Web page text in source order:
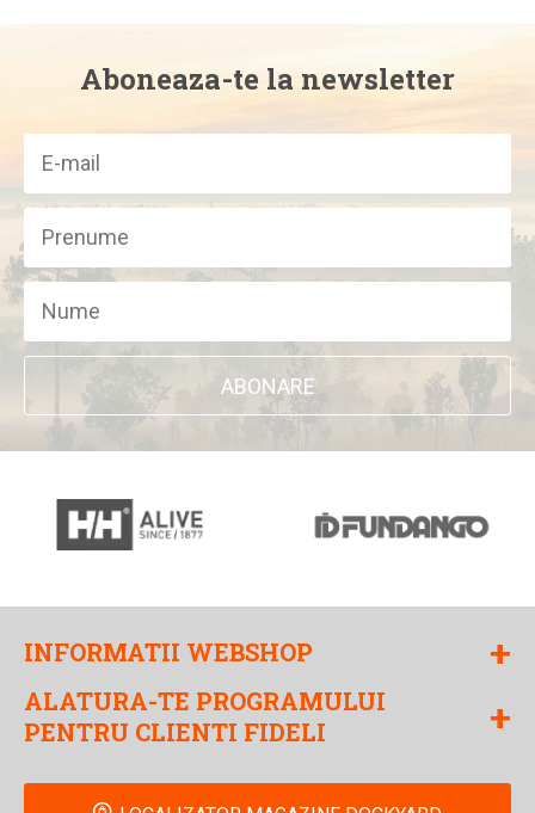
Aboneaza-te la newsletter
ABONARE
INFORMATII WEBSHOP +
ALATURA-TE PROGRAMULUI
PENTRU CLIENTI FIDELI
+